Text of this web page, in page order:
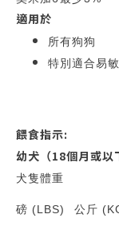
適用於
所有狗狗
特別適合易
餵食指示:
幼犬（18個月或以
犬隻體重
磅 (LBS) 公斤